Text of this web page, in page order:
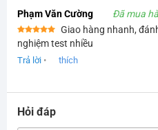
Phạm Văn Cường Đã mua
Được xếp
hạng55
sao
Giao hàng nhanh,
nghiệm test nhiều
Trả lời • thích
Hỏi đáp